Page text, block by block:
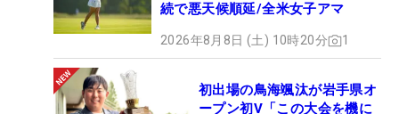
続で悪天候順延/全米女子アマ
2026年8月8日 (土) 10時20分 1
初出場の鳥海颯汰が岩手県オ
ープン初V「この大会を機に